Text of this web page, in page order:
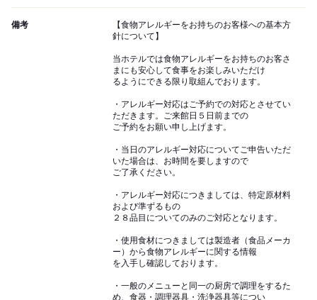
備考
【食物アレルギーをお持ちのお客様への基本方
針について】
当ホテルでは食物アレルギーをお持ちのお客さ
まにも安心して食事をお楽しみいただけ
るようにできる限り取組んでおります。
・アレルギー対応はご予約での対応とさせてい
ただきます。ご来館日５日前までの
ご予約をお願い申し上げます。
・当日のアレルギー対応についてご申告いただ
いた場合は、お時間を要しますので
ご了承ください。
・アレルギー対応につきましては、特定原材料
および準ずるもの
２８品目についてのみのご対応となります。
・使用食材につきましては製造者（食品メーカ
ー）から食物アレルギーに関する情報
を入手し確認しております。
・一般のメニューと同一の厨房で調理をするた
め、食器・調理器具・洗浄器具等につい